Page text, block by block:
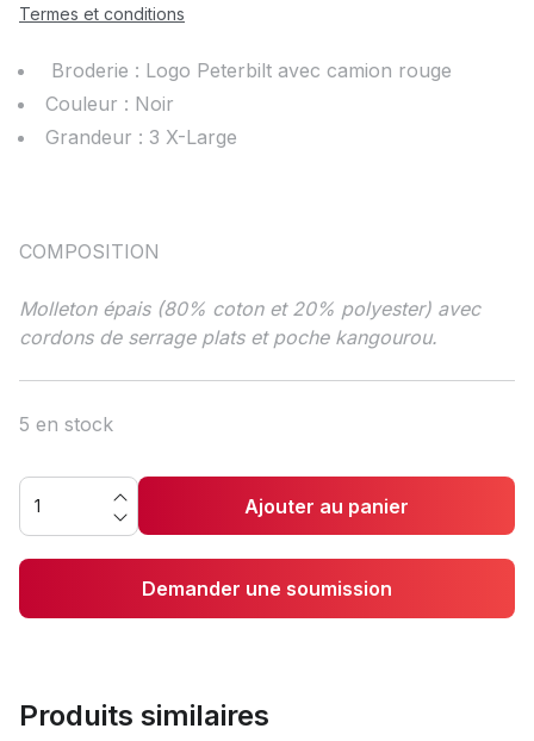
Termes et conditions
Broderie : Logo Peterbilt avec camion rouge
Couleur : Noir
Grandeur : 3 X-Large
COMPOSITION
Molleton épais (80% coton et 20% polyester) avec
cordons de serrage plats et poche kangourou.
5 en stock
Ajouter au panier
Demander une soumission
Produits similaires